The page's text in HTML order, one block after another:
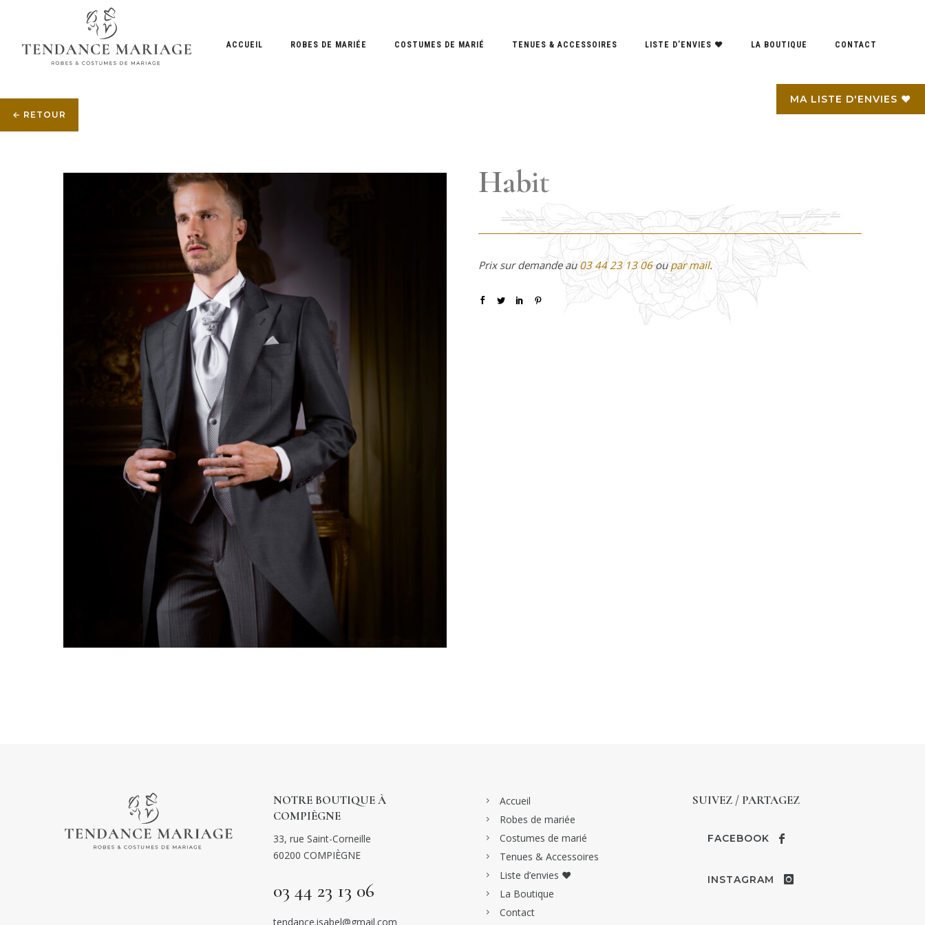
MA LISTE D'ENVIES ♥
ACCUEIL ROBES DE MARIÉE COSTUMES DE MARIÉ TENUES & ACCESSOIRES LISTE D’ENVIES ♥ LA BOUTIQUE CONTACT
← RETOUR
Habit
Prix sur demande au03 44 23 13 06oupar mail.
NOTRE BOUTIQUE À
COMPIÈGNE
33, rue Saint-Corneille
60200 COMPIÈGNE
03 44 23 13 06
tendance.isabel@gmail.com
Accueil
Robes de mariée
Costumes de marié
Tenues & Accessoires
Liste d’envies ♥
La Boutique
Contact
SUIVEZ / PARTAGEZ
FACEBOOK
INSTAGRAM